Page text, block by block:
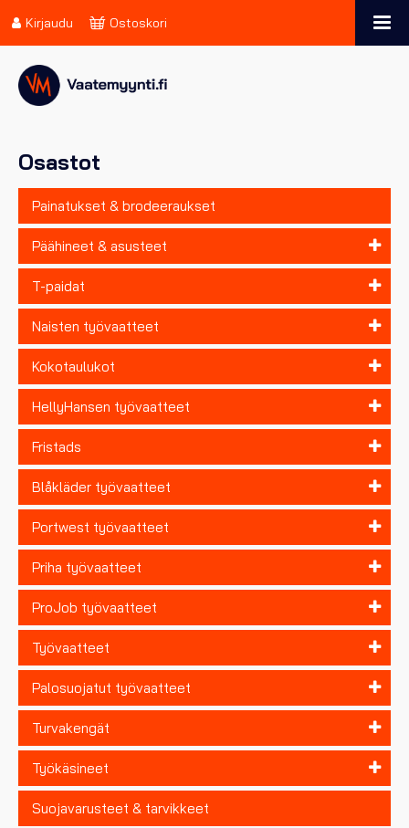
Osastot
Painatukset & brodeeraukset
Päähineet & asusteet
T-paidat
Naisten työvaatteet
Kokotaulukot
HellyHansen työvaatteet
Fristads
Blåkläder työvaatteet
Portwest työvaatteet
Priha työvaatteet
ProJob työvaatteet
Työvaatteet
Palosuojatut työvaatteet
Turvakengät
Työkäsineet
Suojavarusteet & tarvikkeet
Kirjaudu Ostoskori